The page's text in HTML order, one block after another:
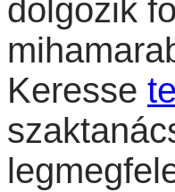
dolgozik
Keresse
BAHCO 41-részes
Dugókulcs készlet 1/4
és 1/2 csatlakozással